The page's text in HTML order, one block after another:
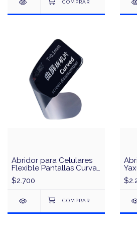
Abridor para Celulares
Flexible Pantallas Curvas
QianLi 0.1mm
$2.700